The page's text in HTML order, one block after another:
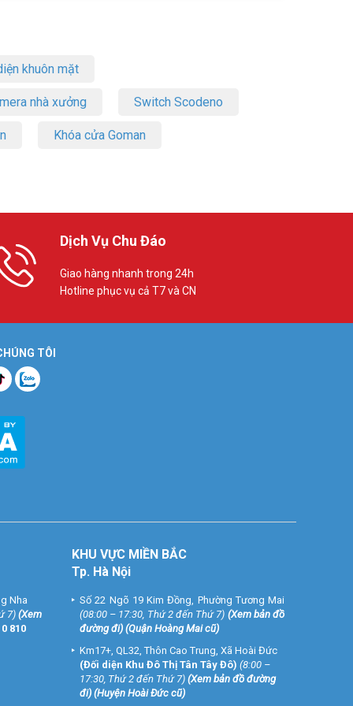
khuôn mặt
nhà xưởng Switch Scodeno
Khóa cửa Goman
Dịch Vụ Chu Đáo
Giao hàng nhanh trong 24h
Hotline phục vụ cả T7 và CN
TÔI
Nha
7) (Xem
810
KHU VỰC MIỀN BẮC
Tp. Hà Nội
Số 22 Ngõ 19 Kim Đồng, Phường Tương Mai
(08:00 – 17:30, Thứ 2 đến Thứ 7) (Xem bản đồ
đường đi) (Quận Hoàng Mai cũ)
Km17+, QL32, Thôn Cao Trung, Xã Hoài Đức
(Đối diện Khu Đô Thị Tân Tây Đô) (8:00 –
17:30, Thứ 2 đến Thứ 7) (Xem bản đồ đường
đi) (Huyện Hoài Đức cũ)